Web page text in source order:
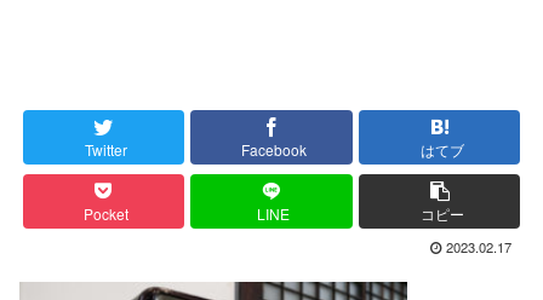
Twitter Facebook はてブ
Pocket LINE コピー
2023.02.17